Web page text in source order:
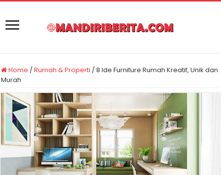
Home /Rumah & Properti /8 Ide Furniture Rumah Kreatif, Unik dan
Murah